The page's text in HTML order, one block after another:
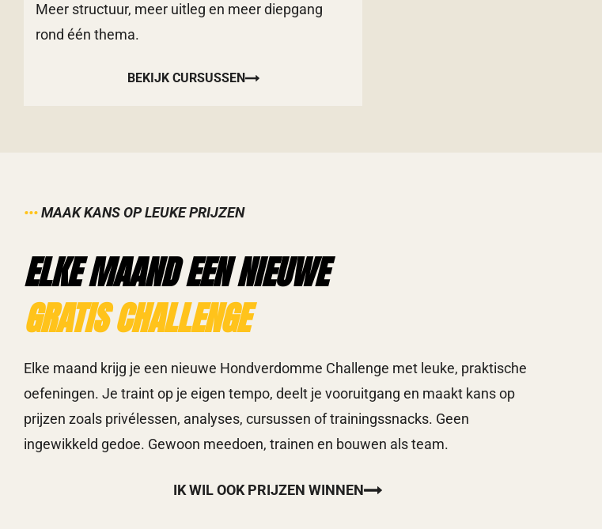
Meer structuur, meer uitleg en meer diepgang
rond één thema.
BEKIJK CURSUSSEN
•••MAAK KANS OP LEUKE PRIJZEN
ELKE MAAND EEN NIEUWE
GRATIS CHALLENGE
Elke maand krijg je een nieuwe Hondverdomme Challenge met leuke, praktische
oefeningen. Je traint op je eigen tempo, deelt je vooruitgang en maakt kans op
prijzen zoals privélessen, analyses, cursussen of trainingssnacks. Geen
ingewikkeld gedoe. Gewoon meedoen, trainen en bouwen als team.
IK WIL OOK PRIJZEN WINNEN